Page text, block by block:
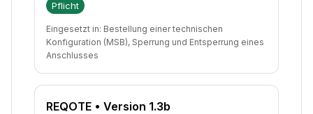
Pflicht
Eingesetzt in: Bestellung einer technischen
Konfiguration (MSB), Sperrung und Entsperrung eines
Anschlusses
REQOTE • Version 1.3b